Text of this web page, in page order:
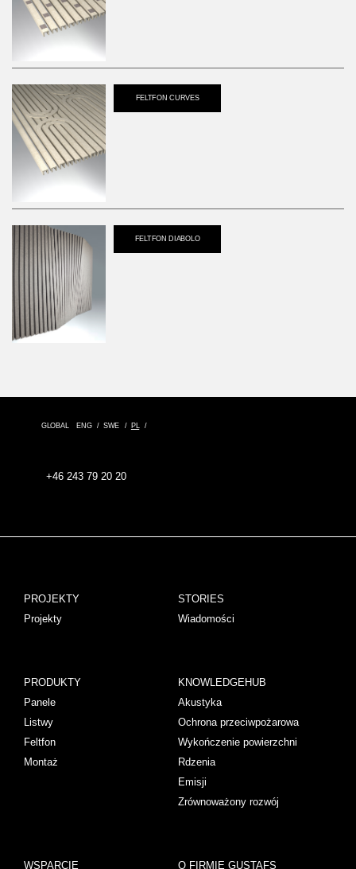
FELTFON CURVES
FELTFON DIABOLO
GLOBAL ENG SWE PL
+46 243 79 20 20
PROJEKTY
Projekty
STORIES
Wiadomości
PRODUKTY
Panele
Listwy
Feltfon
Montaż
KNOWLEDGEHUB
Akustyka
Ochrona przeciwpożarowa
Wykończenie powierzchni
Rdzenia
Emisji
Zrównoważony rozwój
WSPARCIE O FIRMIE GUSTAFS